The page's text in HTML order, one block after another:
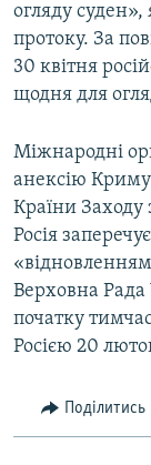
огляду
протоку. За
30 квітня
щодня для
Міжнародні
анексію Криму
Країни Заходу
Росія
«відновленням
Верховна Рада
початку
Росією 20
Поділитись